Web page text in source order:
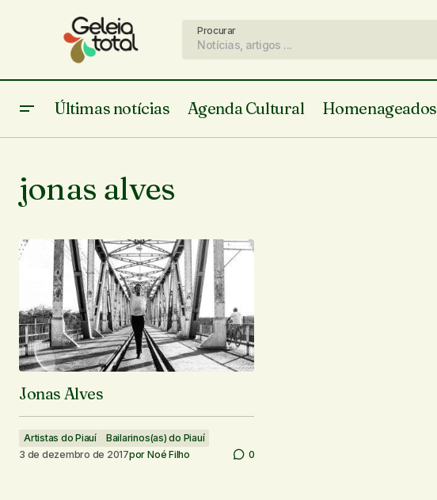
Procurar
Últimas notícias Agenda Cultural Homenageados
jonas alves
Jonas Alves
Artistas do Piauí
Bailarinos(as) do Piauí
3 de dezembro de 2017por Noé Filho 0